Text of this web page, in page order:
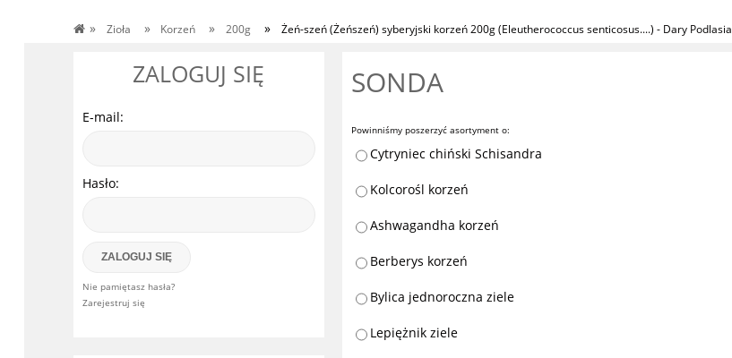
» Zioła » Korzeń » 200g » Żeń-szeń (Żeńszeń) syberyjski korzeń 200g (Eleutherococcus senticosus....) - Dary Podlasia
ZALOGUJ SIĘ
E-mail:
Hasło:
ZALOGUJ SIĘ
Nie pamiętasz hasła?
Zarejestruj się
SONDA
Powinniśmy poszerzyć asortyment o:
Cytryniec chiński Schisandra
Kolcorośl korzeń
Ashwagandha korzeń
Berberys korzeń
Bylica jednoroczna ziele
Lepiężnik ziele